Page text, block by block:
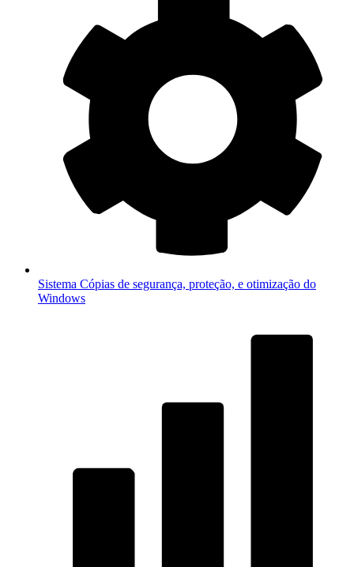
Sistema Cópias de segurança, proteção, e otimização do
Windows